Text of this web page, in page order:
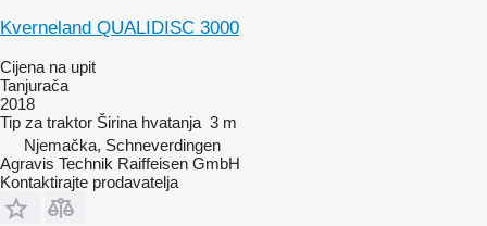
Kverneland QUALIDISC 3000
Cijena na upit
Tanjurača
2018
Tip za traktor Širina hvatanja 3 m
Njemačka, Schneverdingen
Agravis Technik Raiffeisen GmbH
Kontaktirajte prodavatelja